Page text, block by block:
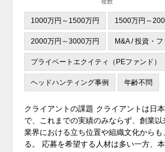
1000万円～1500万円 1500万円～
2000万円～3000万円 M&A / 投資・
プライベートエクイティ（PEファンド）
ヘッドハンティング事例 年齢不問
クライアントの課題 クライアントは日
で、これまでの実績のみならず、創業
業界における立ち位置や組織文化から
る。 応募を希望する人材は多い一方、